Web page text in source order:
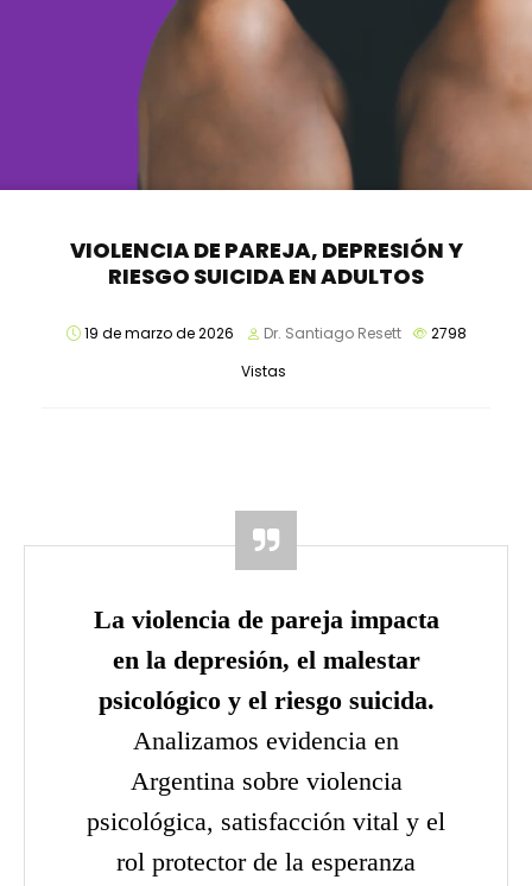
VIOLENCIA DE PAREJA, DEPRESIÓN Y
RIESGO SUICIDA EN ADULTOS
19 de marzo de 2026 Dr. Santiago Resett
2798
Vistas
La violencia de pareja impacta
en la depresión, el malestar
psicológico y el riesgo suicida.
Analizamos evidencia en
Argentina sobre violencia
psicológica, satisfacción vital y el
rol protector de la esperanza